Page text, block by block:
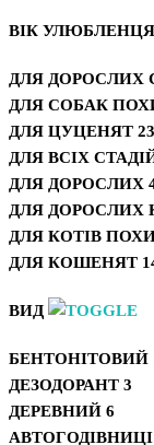
ВІК УЛЮБЛЕНЦЯ
ДЛЯ ДОРОСЛИХ
ДЛЯ СОБАК
ДЛЯ ЦУЦЕНЯТ 23
ДЛЯ ВСІХ
ДЛЯ ДОРОСЛИХ
ДЛЯ ДОРОСЛИХ
ДЛЯ КОТІВ
ДЛЯ КОШЕНЯТ
ВИД
БЕНТОНІТОВИЙ
ДЕЗОДОРАНТ 3
ДЕРЕВНИЙ 6
АВТОГОДІВНИЦІ